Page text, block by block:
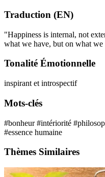
Traduction (EN)
"Happiness is internal, not
what we have, but on what we
Tonalité Émotionnelle
inspirant et introspectif
Mots-clés
#bonheur#intériorité
#essence humaine
Thèmes Similaires